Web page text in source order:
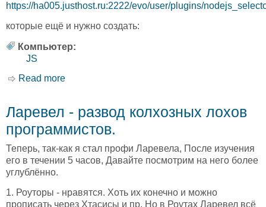
https://ha005.justhost.ru:2222/evo/user/plugins/
которые ещё и нужно создать:
Компьютер:
JS
Read more
Ларевел - развод колхозных лохов
программистов.
Теперь, так-как я стал профи Ларевела, После изучения
его в течении 5 часов, Давайте посмотрим на него более
углублённо.
1. Роуторы - нравятся. Хоть их конечно и можно
прописать через Хтасисы и пр. Но в Роутах Ларевел всё